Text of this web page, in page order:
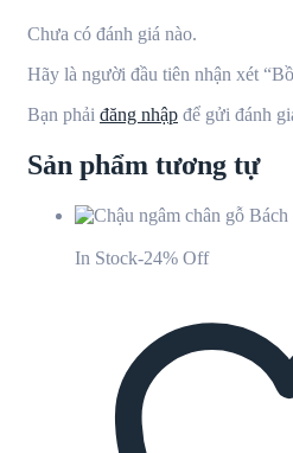
Chưa có đánh giá nào.
Hãy là người đầu tiên nhận xét
Bạn phải đăng nhập để gửi đánh
Sản phẩm tương tự
In Stock-24% Off